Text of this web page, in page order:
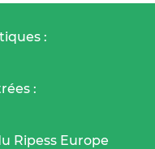
:
:
Ripess Europe